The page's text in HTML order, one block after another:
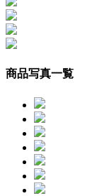
商品写真一覧